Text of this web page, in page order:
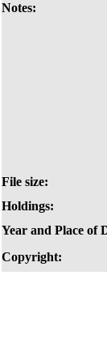
Notes:
File size:
Holdings:
Year and Place of
Copyright: